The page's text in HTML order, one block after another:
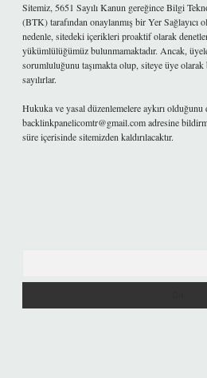
Sitemiz, 5651 Sayılı Kanun gereğince Bilgi
(BTK) tarafından onaylanmış bir Yer Sağlayıcı
nedenle, sitedeki içerikleri proaktif olarak
yükümlülüğümüz bulunmamaktadır. Ancak,
sorumluluğunu taşımakta olup, siteye üye
sayılırlar.
Hukuka ve yasal düzenlemelere aykırı
backlinkpanelicomtr@gmail.comadresine
süre içerisinde sitemizden kaldırılacaktır.